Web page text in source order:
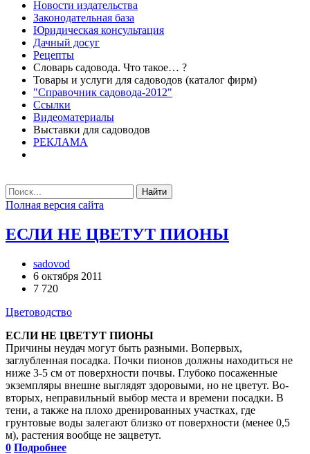
Новости издательства
Законодательная база
Юридическая консультация
Дачный досуг
Рецепты
Словарь садовода. Что такое… ?
Товары и услуги для садоводов (каталог фирм)
"Справочник садовода-2012"
Ссылки
Видеоматериалы
Выставки для садоводов
РЕКЛАМА
Найти
Полная версия сайта
ЕСЛИ НЕ ЦВЕТУТ ПИОНЫ
sadovod
6 октября 2011
7 720
Цветоводство
ЕСЛИ НЕ ЦВЕТУТ ПИОНЫ
Причины неудач могут быть разными. Во­первых,
заглубленная посадка. Почки пионов должны находиться не
ниже 3-5 см от поверхности почвы. Глубоко посаженные
экземпляры внешне выглядят здоровыми, но не цветут. Во­
вторых, неправильный выбор места и времени посадки. В
тени, а также на плохо дренированных участках, где
грунтовые воды залегают близко от поверхности (менее 0,5
м), растения вообще не зацветут.
0 Подробнее